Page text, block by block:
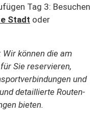
Tag 3: Besuchen
Stadt oder
können die am
Sie reservieren,
und
detaillierte Routen-
bieten.